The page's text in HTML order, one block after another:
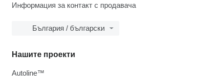
Информация за контакт с продавача
България / български
Нашите проекти
Autoline™